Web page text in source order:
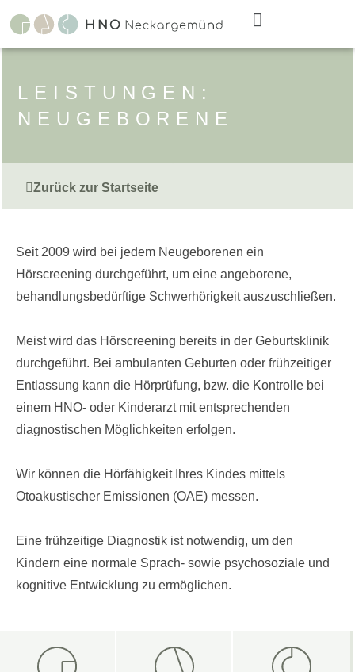
Inhalt
springen
LEISTUNGEN:
NEUGEBORENE
Zurück zur Startseite
Seit 2009 wird bei jedem Neugeborenen ein
Hörscreening durchgeführt, um eine angeborene,
behandlungsbedürftige Schwerhörigkeit auszuschließen.
Meist wird das Hörscreening bereits in der Geburtsklinik
durchgeführt. Bei ambulanten Geburten oder frühzeitiger
Entlassung kann die Hörprüfung, bzw. die Kontrolle bei
einem HNO- oder Kinderarzt mit entsprechenden
diagnostischen Möglichkeiten erfolgen.
Wir können die Hörfähigkeit Ihres Kindes mittels
Otoakustischer Emissionen (OAE) messen.
Eine frühzeitige Diagnostik ist notwendig, um den
Kindern eine normale Sprach- sowie psychosoziale und
kognitive Entwicklung zu ermöglichen.